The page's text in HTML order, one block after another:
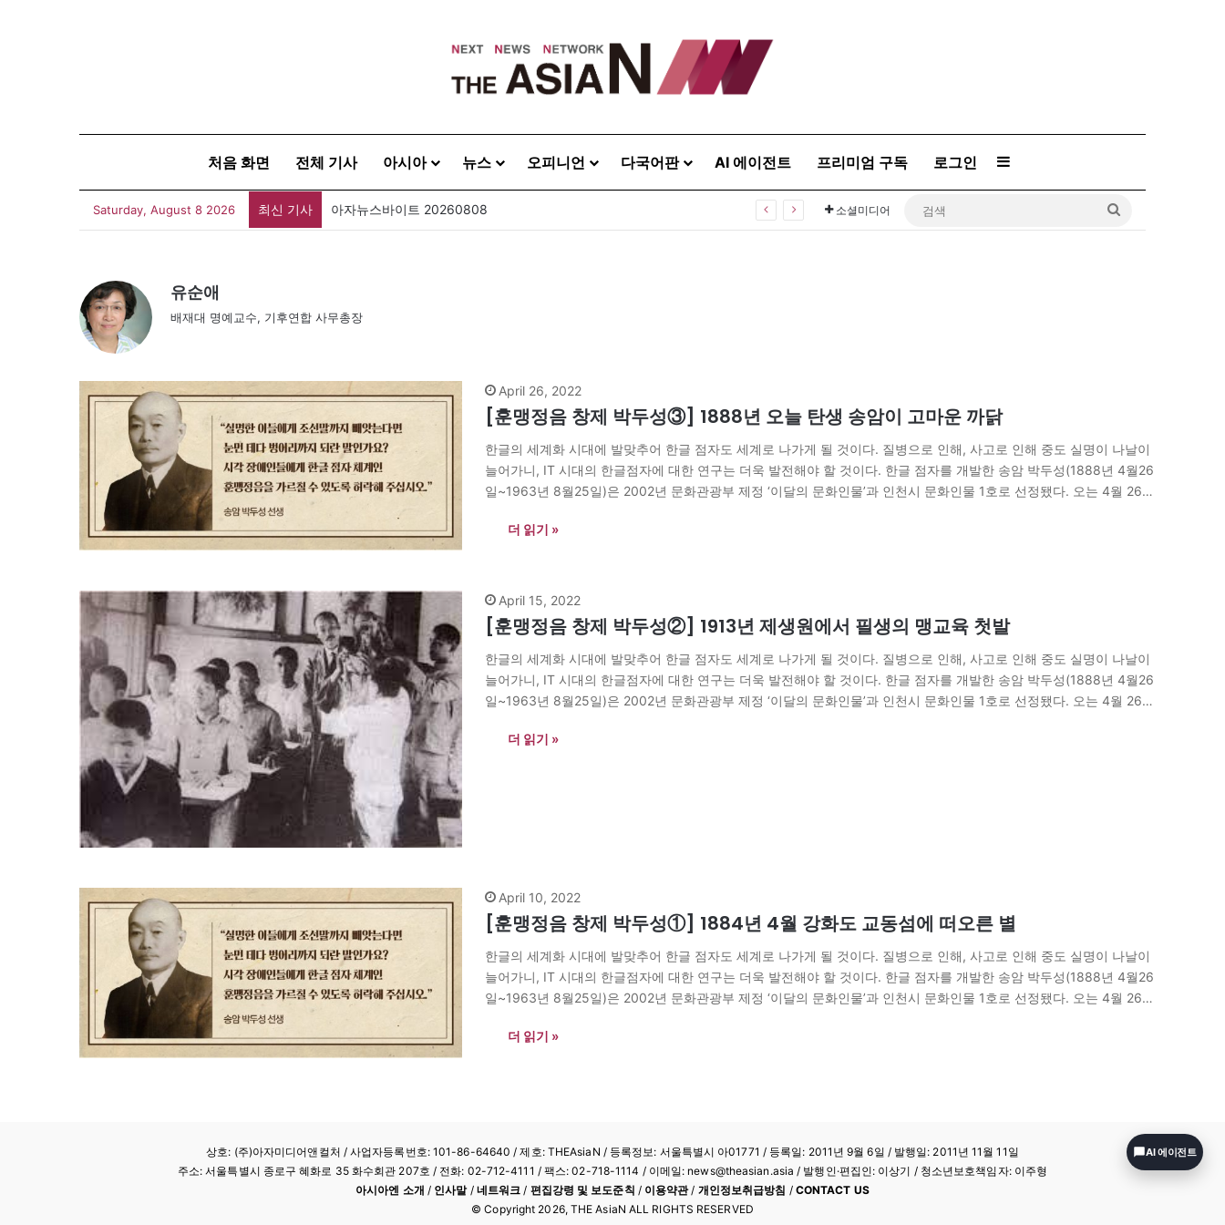
처음 화면 전체 기사 아시아 뉴스 오피니언 다국어판 AI 에이전트 프리미엄 구독 로그인 Sidebar
Saturday, August 8 2026 최신 기사 아자뉴스바이트 20260808 소셜미디어
유순애
배재대 명예교수, 기후연합 사무총장
April 26, 2022
[훈맹정음 창제 박두성③] 1888년 오늘 탄생 송암이 고마운 까닭
한글의 세계화 시대에 발맞추어 한글 점자도 세계로 나가게 될 것이다. 질병으로 인해, 사고로 인해 중도 실명이 나날이
늘어가니, IT 시대의 한글점자에 대한 연구는 더욱 발전해야 할 것이다. 한글 점자를 개발한 송암 박두성(1888년 4월26
일~1963년 8월25일)은 2002년 문화관광부 제정 ‘이달의 문화인물’과 인천시 문화인물 1호로 선정됐다. 오는 4월 26일
더 읽기 »
April 15, 2022
[훈맹정음 창제 박두성②] 1913년 제생원에서 필생의 맹교육 첫발
한글의 세계화 시대에 발맞추어 한글 점자도 세계로 나가게 될 것이다. 질병으로 인해, 사고로 인해 중도 실명이 나날이
늘어가니, IT 시대의 한글점자에 대한 연구는 더욱 발전해야 할 것이다. 한글 점자를 개발한 송암 박두성(1888년 4월26
일~1963년 8월25일)은 2002년 문화관광부 제정 ‘이달의 문화인물’과 인천시 문화인물 1호로 선정됐다. 오는 4월 26일
더 읽기 »
April 10, 2022
[훈맹정음 창제 박두성①] 1884년 4월 강화도 교동섬에 떠오른 별
한글의 세계화 시대에 발맞추어 한글 점자도 세계로 나가게 될 것이다. 질병으로 인해, 사고로 인해 중도 실명이 나날이
늘어가니, IT 시대의 한글점자에 대한 연구는 더욱 발전해야 할 것이다. 한글 점자를 개발한 송암 박두성(1888년 4월26
일~1963년 8월25일)은 2002년 문화관광부 제정 ‘이달의 문화인물’과 인천시 문화인물 1호로 선정됐다. 오는 4월 26일
더 읽기 »
상호: (주)아자미디어앤컬처 /사업자등록번호: 101-86-64640 / 제호: THEAsiaN / 등록정보: 서울특별시 아01771 / 등록일: 2011년 9월 6일 / 발행일: 2011년 11월 11일
주소: 서울특별시 종로구 혜화로 35 화수회관 207호 / 전화: 02-712-4111 / 팩스: 02-718-1114 / 이메일: news@theasian.asia / 발행인·편집인: 이상기 / 청소년보호책임자: 이주형
아시아엔 소개 / 인사말/ 네트워크 / 편집강령 및 보도준칙 / 이용약관/ 개인정보취급방침 / CONTACT US
© Copyright 2026, THE AsiaN ALL RIGHTS RESERVED
AI 에이전트